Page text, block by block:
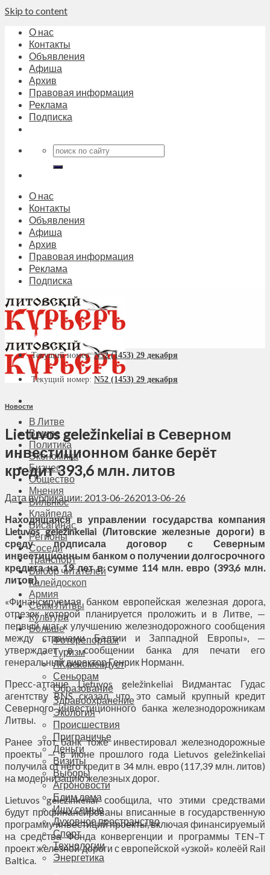
Skip to content
О нас
Контакты
Объявления
Афиша
Архив
Правовая информация
Реклама
Подписка
О нас
Контакты
Объявления
Афиша
Архив
Правовая информация
Реклама
Подписка
В Литве
В мире
Политика
Экономика
Бизнес
Общество
Мнения
Вильнюс
Клайпеда
Висагинас
Регионы
Соседи
Транспорт
Выбор читателей
Калейдоскоп
Армия
Сейм Литвы
Культура
Больше
Фоторепортаж
Туризм
ЛК рекомендует
Сеньорам
Образование
Здравоохранение
Экология
Происшествия
Приграничье
Деньги
Визиты
Выборы
Агроновости
Едим дома
Ищу семью
Духовное пространство
Спорт
Технологии
Энергетика
Текущий номер:N52 (1453) 29 декабря
Текущий номер: N52 (1453) 29 декабря
Новости
Lietuvos geležinkeliai в Северном
инвестиционном банке берёт
кредит 393,6 млн. литов
Дата публикации: 2013-06-262013-06-26
Находящаяся в управлении государства компания
Lietuvos geležinkeliai (Литовские железные дороги) в
среду подписала договор с Северным
инвестиционным банком о получении долгосрочного
кредита на 19 лет в сумме 114 млн. евро (393,6 млн.
литов).
«Финансируемая банком европейская железная дорога,
отрезок которой планируется проложить и в Литве, —
первый шаг к улучшению железнодорожного сообщения
между странами Балтии и Заппадной Европы», —
утверждает в сообщении банка для печати его
генеральный директор Генрик Норманн.
Пресс-атташе Lietuvos geležinkeliai Видмантас Гудас
агентству BNS сказал, что это самый крупный кредит
Северного инвестиционного банка железнодорожникам
Литвы.
Ранее этот банк тоже инвестировал железнодорожные
проекты — в июне прошлого года Lietuvos geležinkeliai
получила от него кредит в 34 млн. евро (117,39 млн. литов)
на модернизацию железных дорог.
Lietuvos geležinkeliai сообщила, что этими средствами
будут профинансированы вписанные в государственную
программу инвестиций проекты, включая финансируемый
на средства Фонда конвергенции и программы TEN–T
проект железной дороги с европейской «узкой» колеёй Rail
Baltica.